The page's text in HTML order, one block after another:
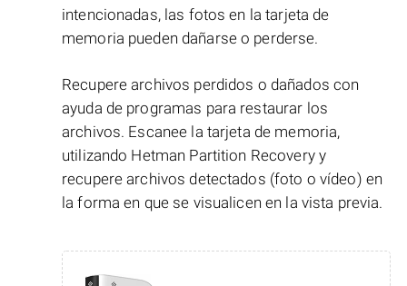
intencionadas, las fotos en la tarjeta de
memoria pueden dañarse o perderse.
Recupere archivos perdidos o dañados con
ayuda de programas para restaurar los
archivos. Escanee la tarjeta de memoria,
utilizando Hetman Partition Recovery y
recupere archivos detectados (foto o vídeo) en
la forma en que se visualicen en la vista previa.